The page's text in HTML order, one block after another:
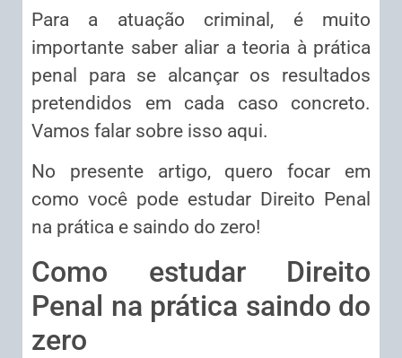
Para a atuação criminal, é muito
importante saber aliar a teoria à prática
penal para se alcançar os resultados
pretendidos em cada caso concreto.
Vamos falar sobre isso aqui.
No presente artigo, quero focar em
como você pode estudar Direito Penal
na prática e saindo do zero!
Como estudar Direito
Penal na prática saindo do
zero